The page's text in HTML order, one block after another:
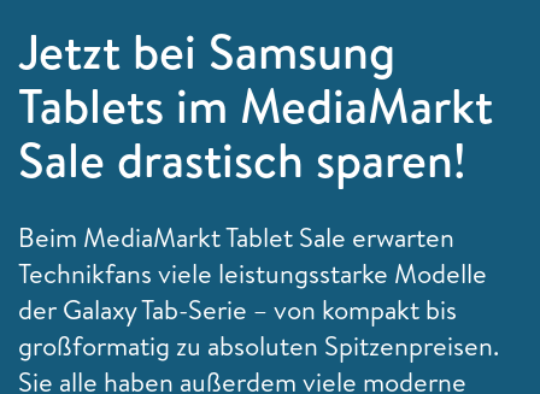
Jetzt bei Samsung
Tablets im MediaMarkt
Sale drastisch sparen!
Beim MediaMarkt Tablet Sale erwarten
Technikfans viele leistungsstarke Modelle
der Galaxy Tab-Serie – von kompakt bis
großformatig zu absoluten Spitzenpreisen.
Sie alle haben außerdem viele moderne